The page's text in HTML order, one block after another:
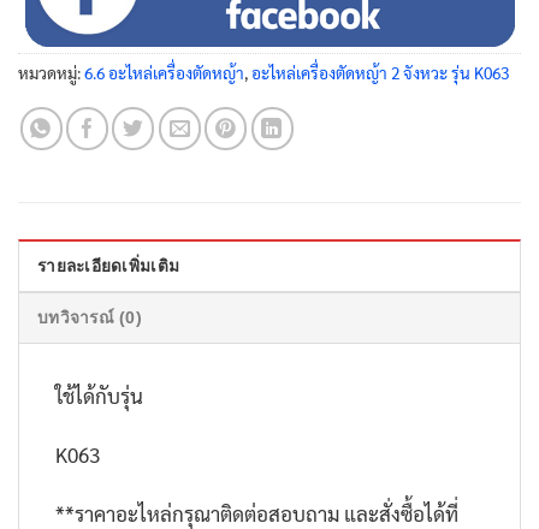
หมวดหมู่:6.6 อะไหล่เครื่องตัดหญ้า อะไหล่เครื่องตัดหญ้า 2 จังหวะ รุ่น K063
รายละเอียดเพิ่มเติม
บทวิจารณ์ (0)
ใช้ได้กับรุ่น
K063
**ราคาอะไหล่กรุณาติดต่อสอบถาม และสั่งซื้อได้ที่